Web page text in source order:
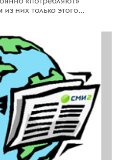
них только этого...